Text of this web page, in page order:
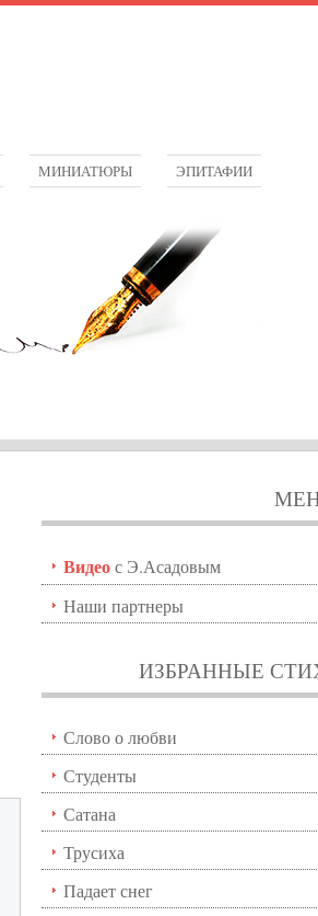
МИНИАТЮРЫ ЭПИТАФИИ
Видеос Э.Асадовым
Наши партнеры
ИЗБРАННЫЕ
Слово о любви
Студенты
Сатана
Трусиха
Падает снег